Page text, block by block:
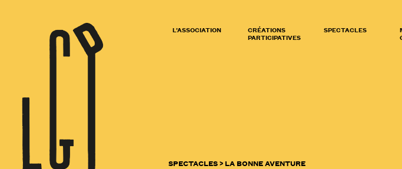
L’ASSOCIATION CRÉATIONS
PARTICIPATIVES
SPECTACLES
SPECTACLES > LA BONNE AVENTURE